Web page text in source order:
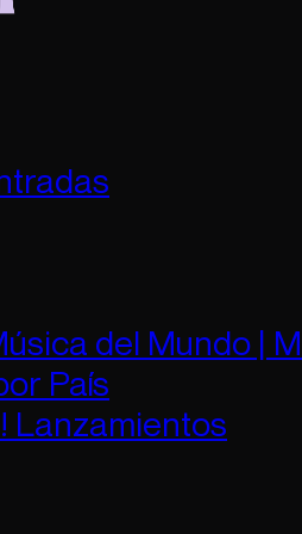
del Mundo |
País
Lanzamientos